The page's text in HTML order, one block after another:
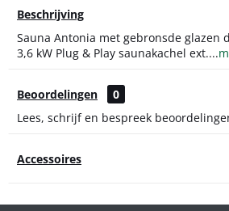
Beschrijving
Sauna Antonia met gebronsde glazen
3,6 kW Plug & Play saunakachel ext....
Beoordelingen
0
Lees, schrijf en bespreek
Accessoires